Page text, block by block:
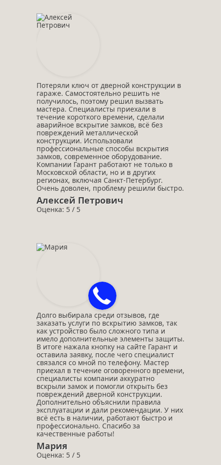
Потеряли ключ от дверной конструкции в
гараже. Самостоятельно решить не
получилось, поэтому решил вызвать
мастера. Специалисты приехали в
течение короткого времени, сделали
аварийное вскрытие замков, всё без
повреждений металлической
конструкции. Использовали
профессиональные способы вскрытия
замков, современное оборудование.
Компании Гарант работают не только в
Московской области, но и в других
регионах, включая Санкт-Петербург.
Очень доволен, проблему решили быстро.
Алексей Петрович
Оценка: 5 / 5
Долго выбирала среди отзывов, где
заказать услуги по вскрытию замков, так
как устройство было сложного типа и
имело дополнительные элементы защиты.
В итоге нажала кнопку на сайте Гарант и
оставила заявку, после чего специалист
связался со мной по телефону. Мастер
приехал в течение оговоренного времени,
специалисты компании аккуратно
вскрыли замок и помогли открыть без
повреждений дверной конструкции.
Дополнительно объяснили правила
эксплуатации и дали рекомендации. У них
всё есть в наличии, работают быстро и
профессионально. Спасибо за
качественные работы!
Мария
Оценка: 5 / 5